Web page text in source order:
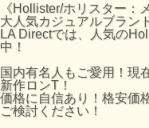
ホリスターのサイズの目
ホリスターサイズ / 日本
S / Mサイズ
M / Lサイズ
L / XLサイズ
《Hollister/ホリスター：
大人気カジュアルブラン
LA Directでは、人気の
中！
国内有名人もご愛用！現
新作ロンT！
価格に自信あり！格安価
ご検討ください！